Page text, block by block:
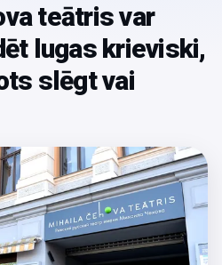
teātris var
lugas krieviski,
slēgt vai